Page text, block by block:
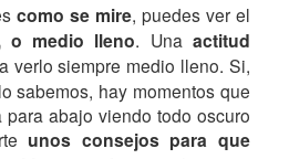
como se mire, puedes ver el
o medio lleno. Unaactitud
verlo siempre medio lleno. Si,
sabemos, hay momentos que
para abajo viendo todo oscuro
unos consejos para que